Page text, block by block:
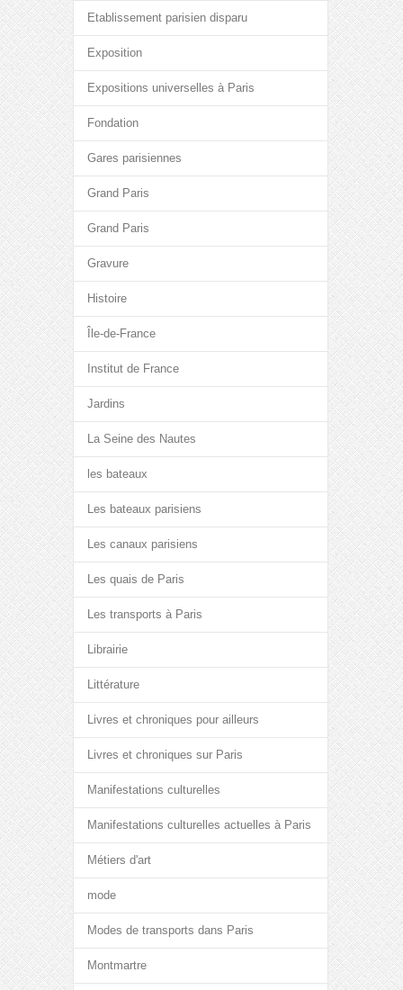
Etablissement parisien disparu
Exposition
Expositions universelles à Paris
Fondation
Gares parisiennes
Grand Paris
Grand Paris
Gravure
Histoire
Île-de-France
Institut de France
Jardins
La Seine des Nautes
les bateaux
Les bateaux parisiens
Les canaux parisiens
Les quais de Paris
Les transports à Paris
Librairie
Littérature
Livres et chroniques pour ailleurs
Livres et chroniques sur Paris
Manifestations culturelles
Manifestations culturelles actuelles à Paris
Métiers d'art
mode
Modes de transports dans Paris
Montmartre